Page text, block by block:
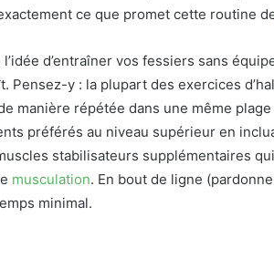
ce que promet cette routine
d’entraîner vos fessiers sans
Pensez-y : la plupart des exercices
manière répétée dans une même
préférés au niveau supérieur en
stabilisateurs supplémentaires
musculation. En bout de ligne
minimal.